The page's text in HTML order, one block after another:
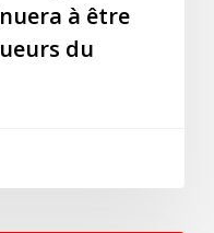
à être
du